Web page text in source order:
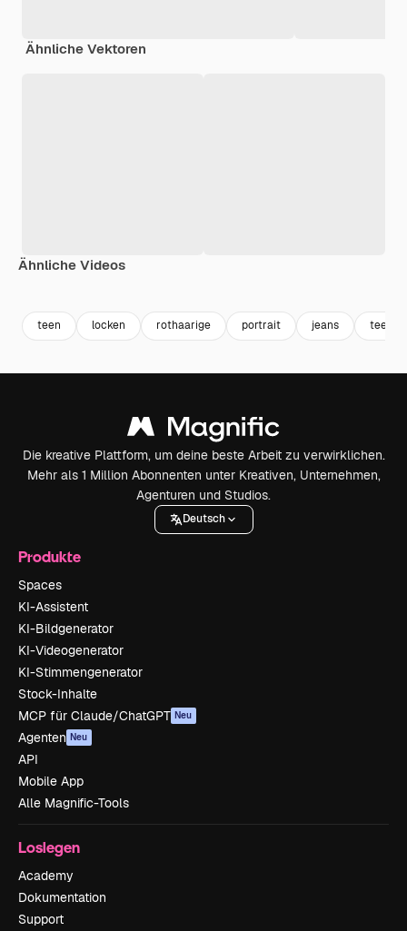
Ähnliche Vektoren
Ähnliche Videos
teen locken rothaarige portrait jeans
Die kreative Plattform, um deine beste Arbeit zu verwirklichen.
Mehr als 1 Million Abonnenten unter Kreativen, Unternehmen,
Agenturen und Studios.
Deutsch
Produkte
Spaces
KI-Assistent
KI-Bildgenerator
KI-Videogenerator
KI-Stimmengenerator
Stock-Inhalte
MCP für Claude/ChatGPT Neu
Agenten Neu
API
Mobile App
Alle Magnific-Tools
Loslegen
Academy
Dokumentation
Support